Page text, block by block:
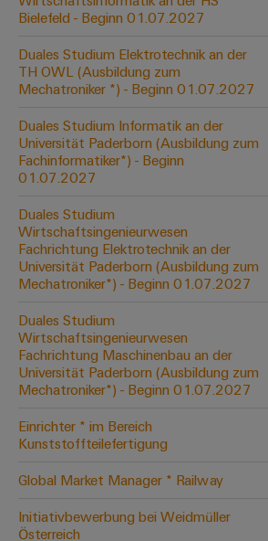
Abwasseraufbereitung
für
die
Wasser-
Abwasserindustrie
Wasserstoff
Wasserstoff
Schlüsseltechnologie
für
die
Energiewende
Effizienter
Betrieb
von
Windparks
Werkzeuge
Automaten
Software
Markierer
Industriedrucker
Cabinet
Infrastructure
Assemblierungsservice
Bestückte
Klemmenleisten
Modifizierte
und
bestückte
Bielefeld - Beginn 01.07.2027
Duales Studium Elektrotechnik an der
TH OWL (Ausbildung zum
Mechatroniker *) - Beginn 01.07.2027
Duales Studium Informatik an der
Universität Paderborn (Ausbildung zum
Fachinformatiker*) - Beginn
01.07.2027
Duales Studium
Wirtschaftsingenieurwesen
Fachrichtung Elektrotechnik an der
Universität Paderborn (Ausbildung zum
Mechatroniker*) - Beginn 01.07.2027
Duales Studium
Wirtschaftsingenieurwesen
Fachrichtung Maschinenbau an der
Universität Paderborn (Ausbildung zum
Mechatroniker*) - Beginn 01.07.2027
Einrichter * im Bereich
Kunststoffteilefertigung
Global Market Manager * Railway
Initiativbewerbung bei Weidmüller
Österreich